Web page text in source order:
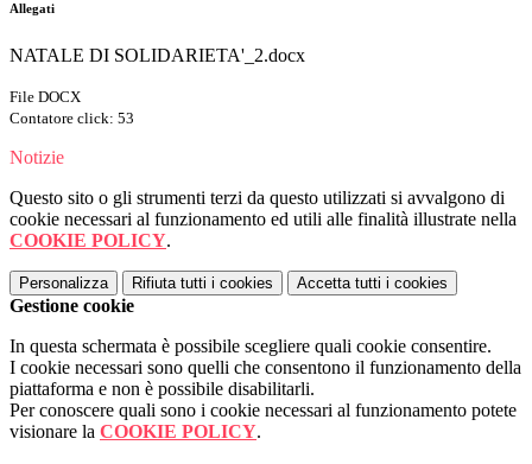
Allegati
NATALE DI SOLIDARIETA'_2.docx
File DOCX
Contatore click: 53
Notizie
Questo sito o gli strumenti terzi da questo utilizzati si avvalgono di
cookie necessari al funzionamento ed utili alle finalità illustrate nella
COOKIE POLICY.
Personalizza Rifiuta tutti i cookies Accetta tutti i cookies
Gestione cookie
In questa schermata è possibile scegliere quali cookie consentire.
I cookie necessari sono quelli che consentono il funzionamento della
piattaforma e non è possibile disabilitarli.
Per conoscere quali sono i cookie necessari al funzionamento potete
visionare la COOKIE POLICY.